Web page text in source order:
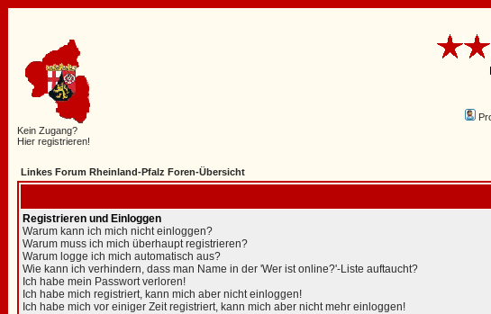
Kein Zugang?
Hier registrieren!
Linkes Forum Rheinland-Pfalz Foren-Übersicht
Registrieren und Einloggen
Warum kann ich mich nicht einloggen?
Warum muss ich mich überhaupt registrieren?
Warum logge ich mich automatisch aus?
Wie kann ich verhindern, dass man Name in der 'Wer ist online?'-Liste auftaucht?
Ich habe mein Passwort verloren!
Ich habe mich registriert, kann mich aber nicht einloggen!
Ich habe mich vor einiger Zeit registriert, kann mich aber nicht mehr einloggen!